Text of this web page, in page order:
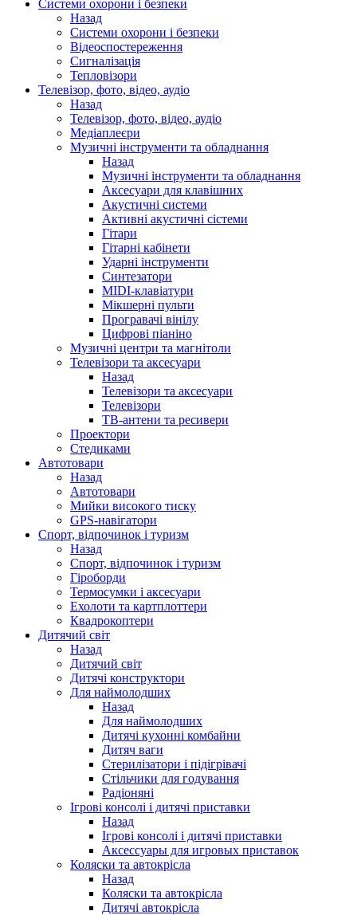
Системи охорони і безпеки
Назад
Системи охорони і безпеки
Відеоспостереження
Сигналізація
Тепловізори
Телевізор, фото, відео, аудіо
Назад
Телевізор, фото, відео, аудіо
Медіаплеєри
Музичні інструменти та обладнання
Назад
Музичні інструменти та обладнання
Аксесуари для клавішних
Акустичні системи
Активні акустичні сістеми
Гітари
Гітарні кабінети
Ударні інструменти
Синтезатори
MIDI-клавіатури
Мікшерні пульти
Програвачі вінілу
Цифрові піаніно
Музичні центри та магнітоли
Телевізори та аксесуари
Назад
Телевізори та аксесуари
Телевізори
ТВ-антени та ресивери
Проектори
Стедиками
Автотовари
Назад
Автотовари
Мийки високого тиску
GPS-навігатори
Спорт, відпочинок і туризм
Назад
Спорт, відпочинок і туризм
Гіроборди
Термосумки і аксесуари
Ехолоти та картплоттери
Квадрокоптери
Дитячий світ
Назад
Дитячий світ
Дитячі конструктори
Для наймолодших
Назад
Для наймолодших
Дитячі кухонні комбайни
Дитяч ваги
Стерилізатори і підігрівачі
Стільчики для годування
Радіоняні
Ігрові консолі і дитячі приставки
Назад
Ігрові консолі і дитячі приставки
Аксессуары для игровых приставок
Коляски та автокрісла
Назад
Коляски та автокрісла
Дитячі автокрісла